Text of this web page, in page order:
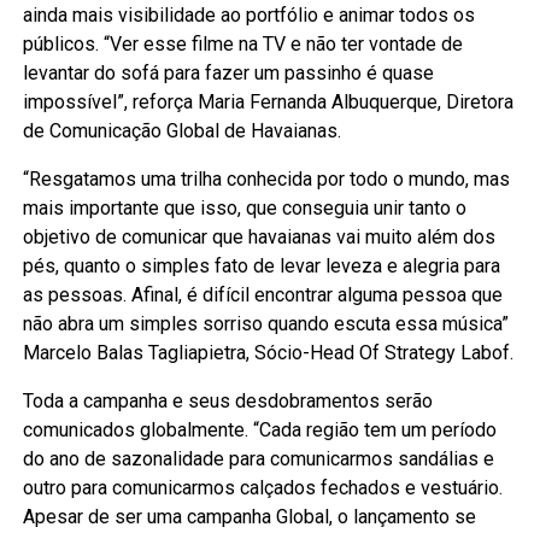
ainda mais visibilidade ao portfólio e animar todos os
públicos. “Ver esse filme na TV e não ter vontade de
levantar do sofá para fazer um passinho é quase
impossível”, reforça Maria Fernanda Albuquerque, Diretora
de Comunicação Global de Havaianas.
“Resgatamos uma trilha conhecida por todo o mundo, mas
mais importante que isso, que conseguia unir tanto o
objetivo de comunicar que havaianas vai muito além dos
pés, quanto o simples fato de levar leveza e alegria para
as pessoas. Afinal, é difícil encontrar alguma pessoa que
não abra um simples sorriso quando escuta essa música”
Marcelo Balas Tagliapietra, Sócio-Head Of Strategy Labof.
Toda a campanha e seus desdobramentos serão
comunicados globalmente. “Cada região tem um período
do ano de sazonalidade para comunicarmos sandálias e
outro para comunicarmos calçados fechados e vestuário.
Apesar de ser uma campanha Global, o lançamento se